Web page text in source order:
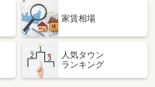
家賃相場
人気タウン
ランキング